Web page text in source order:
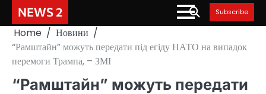
content
NEWS 2 Subscribe
Home
Новини
“Рамштайн” можуть передати під егіду НАТО на випадок
перемоги Трампа, – ЗМІ
“Рамштайн” можуть передати